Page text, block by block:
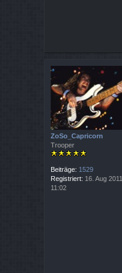
ZoSo_Capricorn
Trooper
Beiträge: 1529
Registriert: 16. Aug 2011
11:02